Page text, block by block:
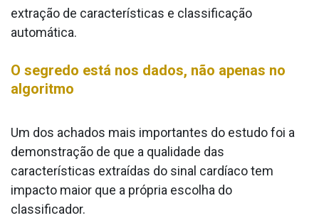
extração de características e classificação
automática.
O segredo está nos dados, não apenas no
algoritmo
Um dos achados mais importantes do estudo foi a
demonstração de que a qualidade das
características extraídas do sinal cardíaco tem
impacto maior que a própria escolha do
classificador.